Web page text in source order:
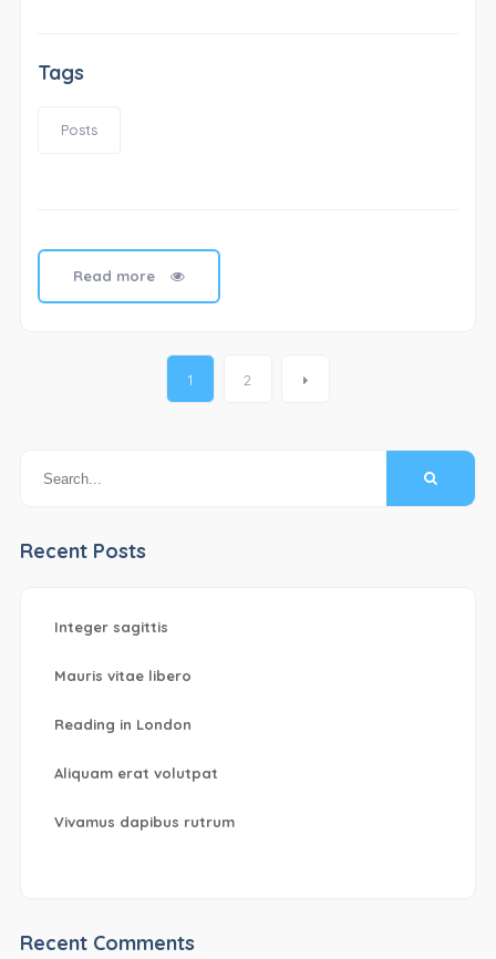
Tags
Posts
Read more
navigation
1 2
Recent Posts
Integer sagittis
Mauris vitae libero
Reading in London
Aliquam erat volutpat
Vivamus dapibus rutrum
Recent Comments